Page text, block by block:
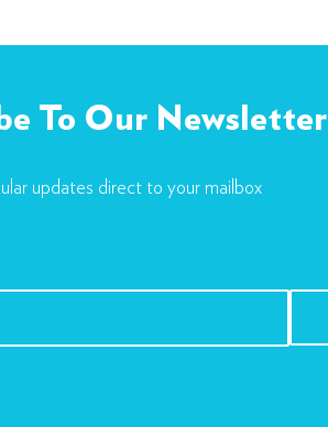
To Our Newsletter
updates direct to your mailbox